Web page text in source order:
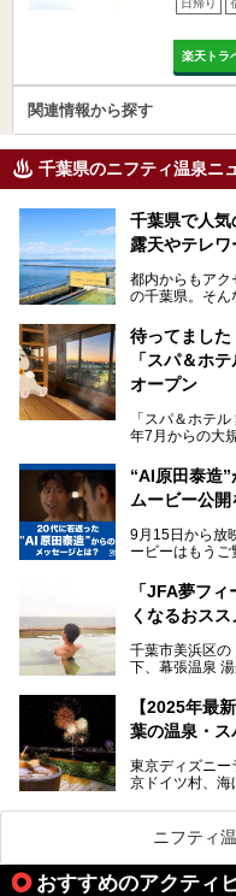
日帰り
楽天トラ
関連情報から探す
千葉県のニフティ温泉ニ
千葉県で人
露天やテレ
都内からもアク
の千葉県。そん
「サウナでし
常を味わいた
い」。
そんな多様な
の目的に合っ
さらに最近で
や、テレワー
るスパも増え
本記事では、人
スペースや休
向けの施設な
す。
ださい。
待ってまし
「スパ＆ホ
オープン
「スパ＆ホテ
年7月からの大
新設エリアや
ャラクター「ユ
───
提供元：SPA
です。
“AI原田泰造
ムービー公
9月15日から放
ービーはもうご
伝えるムービ
か竜泉寺の湯
が無料で試せ
提供元：花王
この記事は花
「JFA夢フ
くなるおス
千葉市美浜区の
下、幕張温泉
設備も天然温
炭酸泉、海の
で、年代を問わ
今回は人気のこ
ポイントについ
【2025年最
葉の温泉・ス
東京ディズニー
京ドイツ村、海
県で生まれ、千
がお勧めする
とめました。
ニフティ
おすすめのアクティ